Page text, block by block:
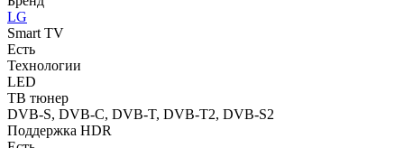
LG
Smart TV
Есть
Технологии
LED
ТВ тюнер
DVB-S, DVB-C, DVB-T, DVB-T2, DVB-S2
Поддержка HDR